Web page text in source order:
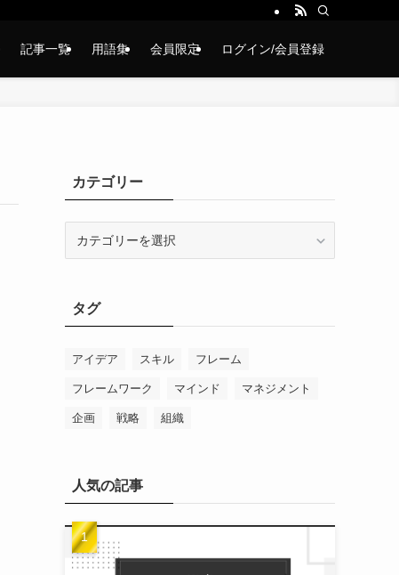
記事一覧 用語集 会員限定 ログイン/会員登録
カテゴリー
ータグ
アイデア スキル フレーム
フレームワーク マインド マネジメント
企画 戦略 組織
人気の記事